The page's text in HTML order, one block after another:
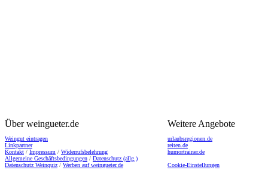
Über weingueter.de
Weingut eintragen
Linkpartner
Kontakt / Impressum / Widerrufsbelehrung
Allgemeine Geschäftsbedingungen / Datenschutz (allg.)
Datenschutz Weinquiz / Werben auf weingueter.de
Weitere Angebote
urlaubsregionen.de
reiten.de
humortrainer.de
Cookie-Einstellungen